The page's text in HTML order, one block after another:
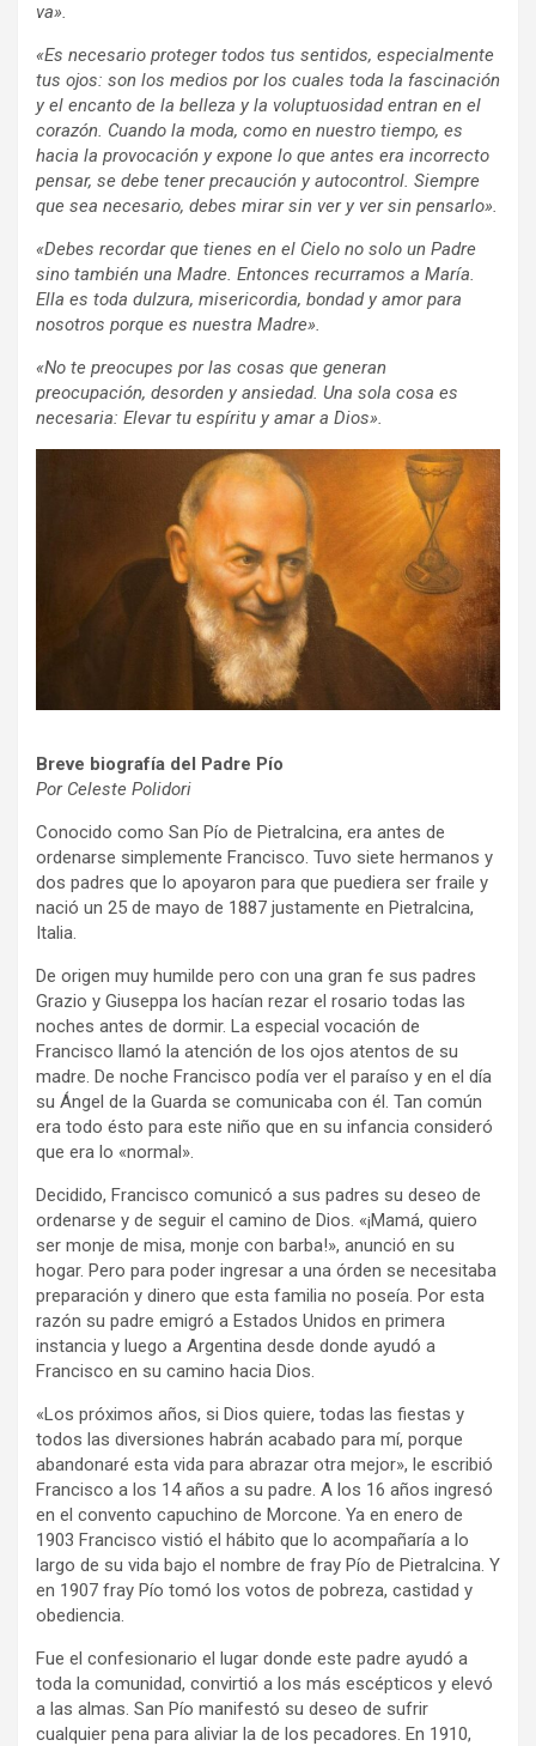
va».
«Es necesario proteger todos tus sentidos, especialmente
tus ojos: son los medios por los cuales toda la fascinación
y el encanto de la belleza y la voluptuosidad entran en el
corazón. Cuando la moda, como en nuestro tiempo, es
hacia la provocación y expone lo que antes era incorrecto
pensar, se debe tener precaución y autocontrol. Siempre
que sea necesario, debes mirar sin ver y ver sin pensarlo».
«Debes recordar que tienes en el Cielo no solo un Padre
sino también una Madre. Entonces recurramos a María.
Ella es toda dulzura, misericordia, bondad y amor para
nosotros porque es nuestra Madre».
«No te preocupes por las cosas que generan
preocupación, desorden y ansiedad. Una sola cosa es
necesaria: Elevar tu espíritu y amar a Dios».
Breve biografía del Padre Pío
Por Celeste Polidori
Conocido como San Pío de Pietralcina, era antes de
ordenarse simplemente Francisco. Tuvo siete hermanos y
dos padres que lo apoyaron para que puediera ser fraile y
nació un 25 de mayo de 1887 justamente en Pietralcina,
Italia.
De origen muy humilde pero con una gran fe sus padres
Grazio y Giuseppa los hacían rezar el rosario todas las
noches antes de dormir. La especial vocación de
Francisco llamó la atención de los ojos atentos de su
madre. De noche Francisco podía ver el paraíso y en el día
su Ángel de la Guarda se comunicaba con él. Tan común
era todo ésto para este niño que en su infancia consideró
que era lo «normal».
Decidido, Francisco comunicó a sus padres su deseo de
ordenarse y de seguir el camino de Dios. «¡Mamá, quiero
ser monje de misa, monje con barba!», anunció en su
hogar. Pero para poder ingresar a una órden se necesitaba
preparación y dinero que esta familia no poseía. Por esta
razón su padre emigró a Estados Unidos en primera
instancia y luego a Argentina desde donde ayudó a
Francisco en su camino hacia Dios.
«Los próximos años, si Dios quiere, todas las fiestas y
todos las diversiones habrán acabado para mí, porque
abandonaré esta vida para abrazar otra mejor», le escribió
Francisco a los 14 años a su padre. A los 16 años ingresó
en el convento capuchino de Morcone. Ya en enero de
1903 Francisco vistió el hábito que lo acompañaría a lo
largo de su vida bajo el nombre de fray Pío de Pietralcina. Y
en 1907 fray Pío tomó los votos de pobreza, castidad y
obediencia.
Fue el confesionario el lugar donde este padre ayudó a
toda la comunidad, convirtió a los más escépticos y elevó
a las almas. San Pío manifestó su deseo de sufrir
cualquier pena para aliviar la de los pecadores. En 1910,